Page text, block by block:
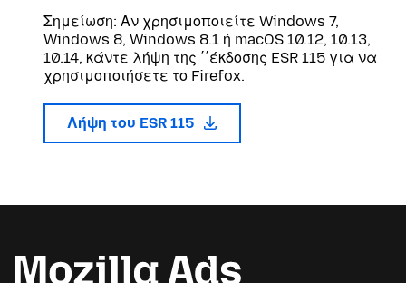
Σημείωση: Αν χρησιμοποιείτε Windows 7,
Windows 8, Windows 8.1 ή macOS 10.12, 10.13,
10.14, κάντε λήψη της ΄΄έκδοσης ESR 115 για να
χρησιμοποιήσετε το Firefox.
Λήψη του ESR 115